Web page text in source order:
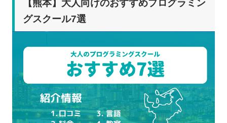
【熊本】大人向けのおすすめプログラミン
グスクール7選